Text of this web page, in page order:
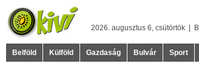
2026. augusztus 6, csütörtök |
Belföld Külföld Gazdaság Bulvár Sport